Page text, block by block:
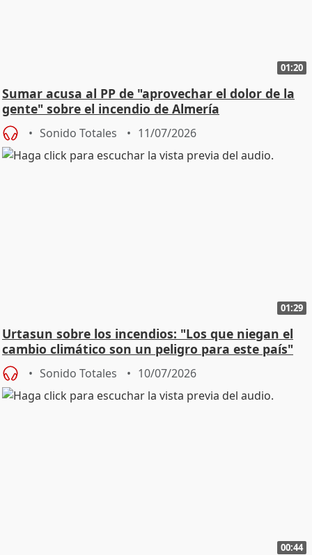
01:20
Sumar acusa al PP de "aprovechar el dolor de la
gente" sobre el incendio de Almería
Sonido Totales 11/07/2026
01:29
Urtasun sobre los incendios: "Los que niegan el
cambio climático son un peligro para este país"
Sonido Totales 10/07/2026
00:44